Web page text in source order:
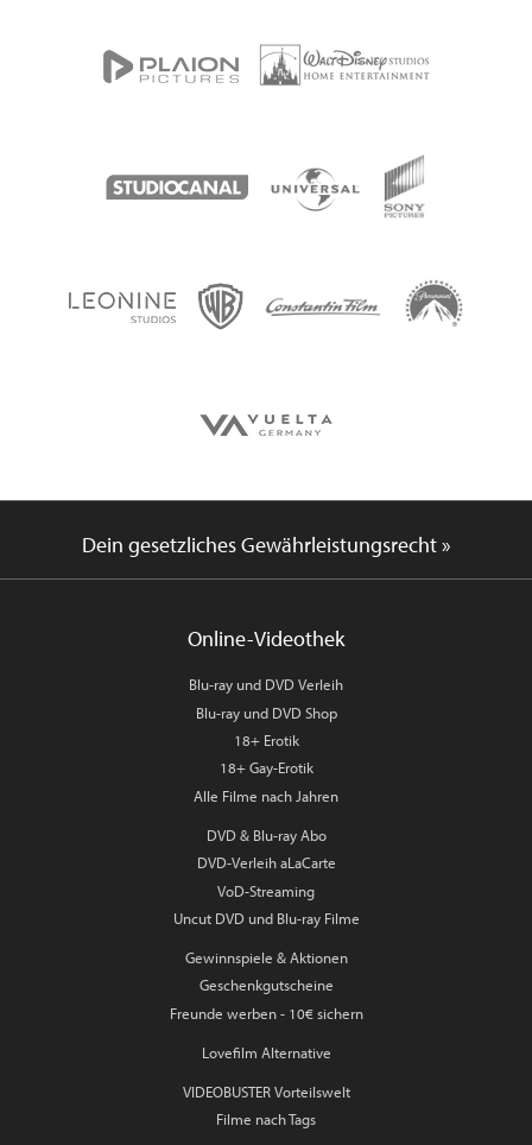
Dein gesetzliches Gewährleistungsrecht »
Online-Videothek
Blu-ray und DVD Verleih
Blu-ray und DVD Shop
18+ Erotik
18+ Gay-Erotik
Alle Filme nach Jahren
DVD & Blu-ray Abo
DVD-Verleih aLaCarte
VoD-Streaming
Uncut DVD und Blu-ray Filme
Gewinnspiele & Aktionen
Geschenkgutscheine
Freunde werben - 10€ sichern
Lovefilm Alternative
VIDEOBUSTER Vorteilswelt
Filme nach Tags